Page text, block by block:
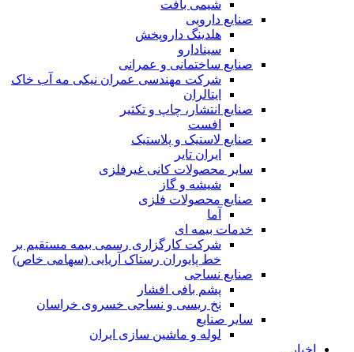
شیمی بافت
صنایع دارویی
هلدینگ داروپخش
سینادارو
صنایع ساختمانی و عمرانی
شرکت مهندسی عمران نیکی مه آب خاک
ایتالران
صنایع انتشار، چاپ و تکثير
افست
صنایع لاستیک و پلاستیک
ایران تایر
ساير محصولات كانی غيرفلزی
شیشه و گاز
صنایع محصولات فلزی
آما
خدمات بیمه ای
شرکت کارگزاری رسمی بیمه مستقیم بر
خط پایوران رستاک آریایی (سهامی خاص)
صنایع نساجی
پشم بافی افشار
نخ ریسی و نساجی خسروی خراسان
سایر صنایع
لوله و ماشین سازی ایران
اخبار